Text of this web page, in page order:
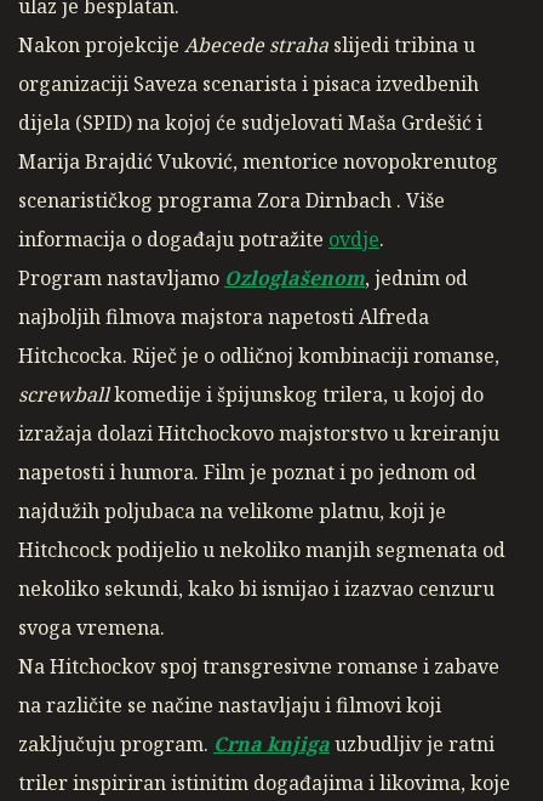
ulaz je besplatan.
Nakon projekcije Abecede straha slijedi tribina u
organizaciji Saveza scenarista i pisaca izvedbenih
dijela (SPID) na kojoj će sudjelovati Maša Grdešić i
Marija Brajdić Vuković, mentorice novopokrenutog
scenarističkog programa Zora Dirnbach . Više
informacija o događaju potražite ovdje.
Program nastavljamo Ozloglašenom, jednim od
najboljih filmova majstora napetosti Alfreda
Hitchcocka. Riječ je o odličnoj kombinaciji romanse,
screwballkomedije i špijunskog trilera, u kojoj do
izražaja dolazi Hitchockovo majstorstvo u kreiranju
napetosti i humora. Film je poznat i po jednom od
najdužih poljubaca na velikome platnu, koji je
Hitchcock podijelio u nekoliko manjih segmenata od
nekoliko sekundi, kako bi ismijao i izazvao cenzuru
svoga vremena.
Na Hitchockov spoj transgresivne romanse i zabave
na različite se načine nastavljaju i filmovi koji
zaključuju program. Crna knjigauzbudljiv je ratni
triler inspiriran istinitim događajima i likovima, koje